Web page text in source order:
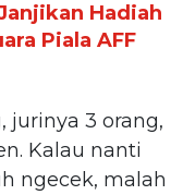
Hadiah
Piala AFF
jurinya 3 orang,
Kalau nanti
ngecek, malah